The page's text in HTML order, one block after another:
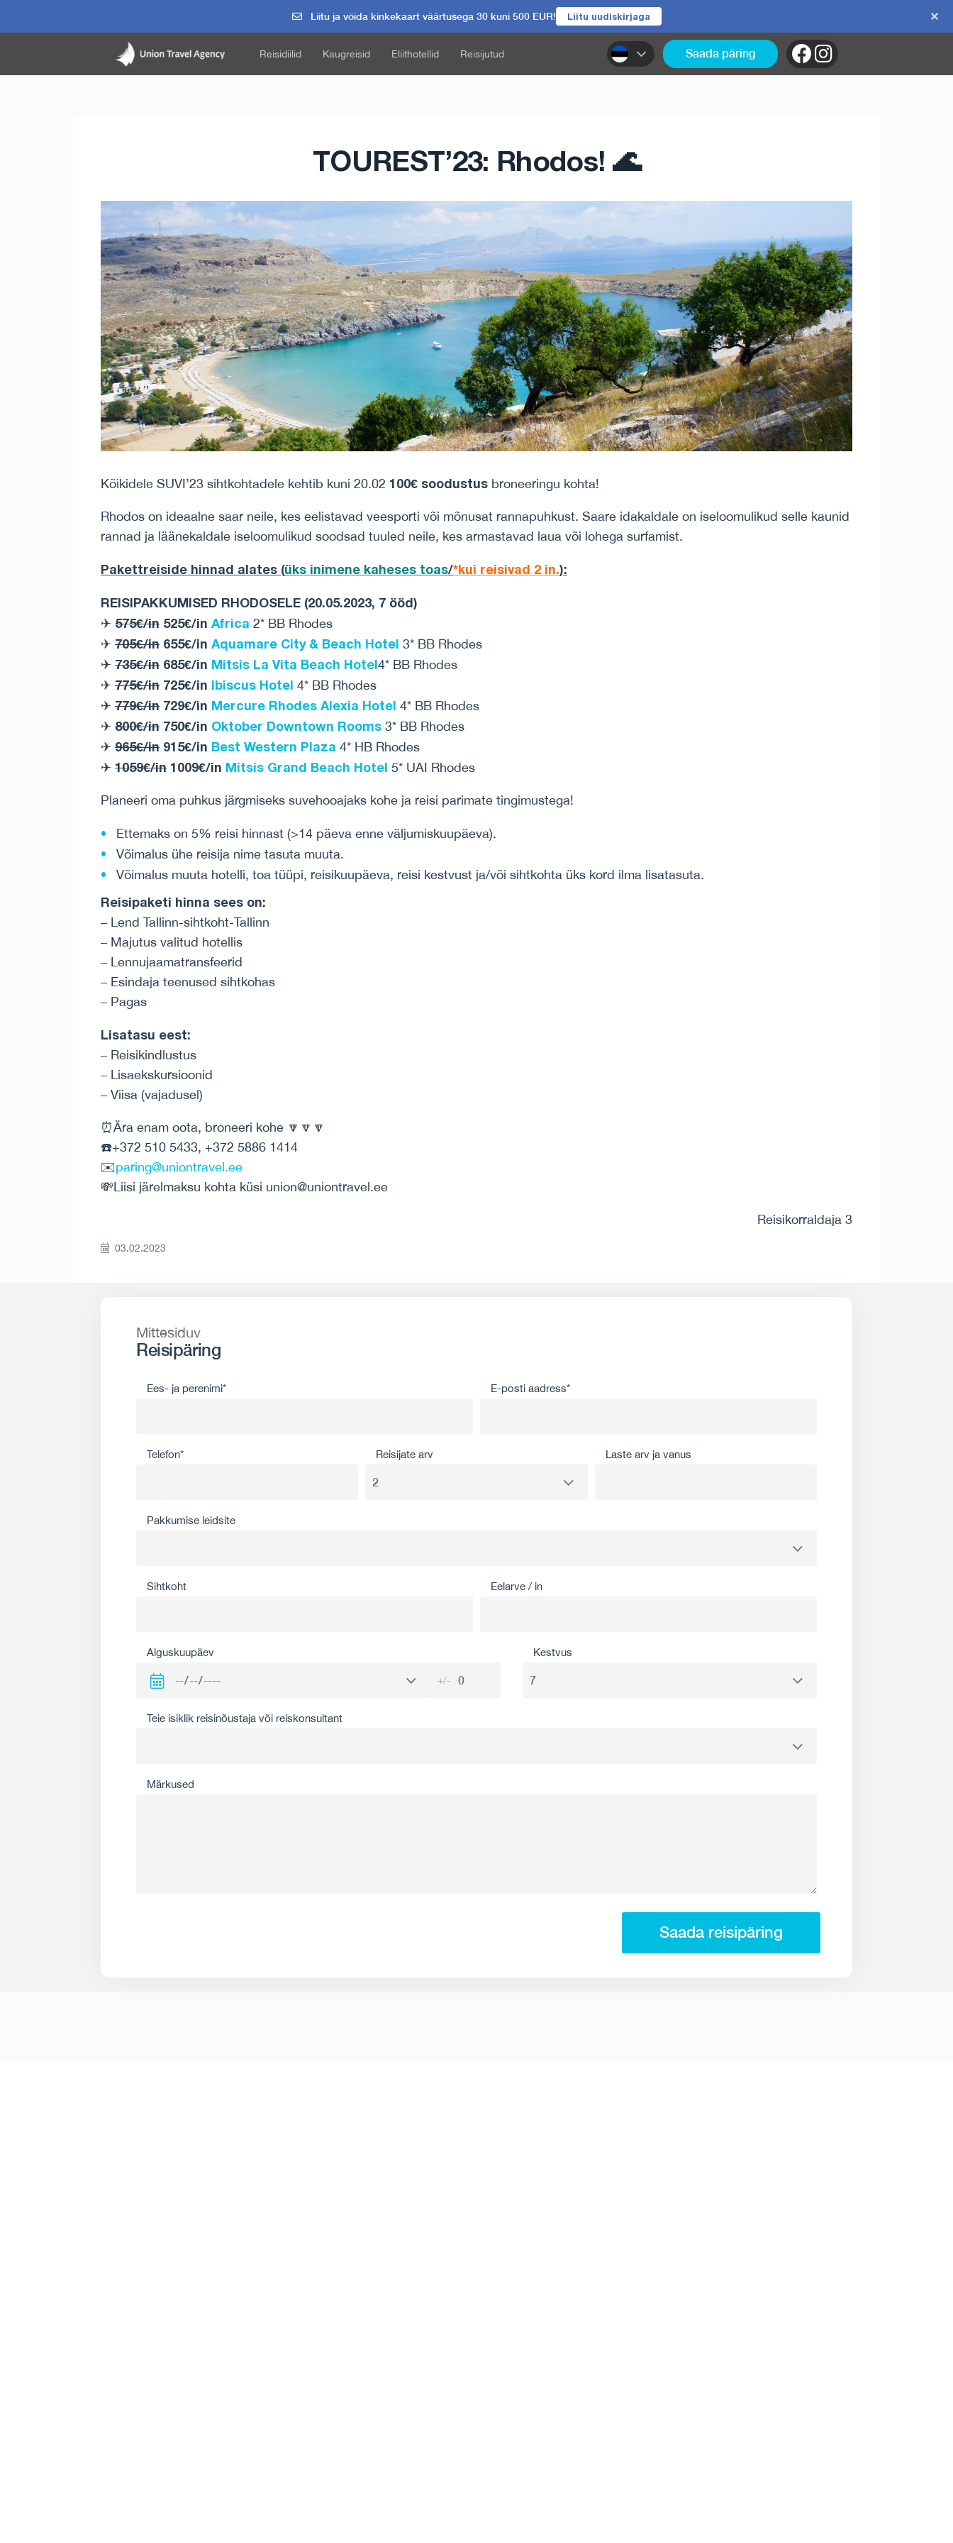
Liitu ja võida kinkekaart väärtusega 30 kuni 500 EUR! Liitu uudiskirjaga
Reisidiilid Kaugreisid Eliithotellid Reisijutud Saada päring
TOUREST’23: Rhodos! 🌊
Kõikidele SUVI’23 sihtkohtadele kehtib kuni 20.02 100€ soodustus broneeringu kohta!
Rhodos on ideaalne saar neile, kes eelistavad veesporti või mõnusat rannapuhkust. Saare idakaldale on iseloomulikud selle kaunid
rannad ja läänekaldale iseloomulikud soodsad tuuled neile, kes armastavad laua või lohega surfamist.
Pakettreiside hinnad alates (üks inimene kaheses toas/*kui reisivad 2 in.):
REISIPAKKUMISED RHODOSELE (20.05.2023, 7 ööd)
✈ 575€/in 525€/in Africa 2* BB Rhodes
✈ 705€/in 655€/in Aquamare City & Beach Hotel 3* BB Rhodes
✈ 735€/in 685€/in Mitsis La Vita Beach Hotel4* BB Rhodes
✈ 775€/in 725€/in Ibiscus Hotel 4* BB Rhodes
✈ 779€/in 729€/in Mercure Rhodes Alexia Hotel 4* BB Rhodes
✈ 800€/in 750€/in Oktober Downtown Rooms 3* BB Rhodes
✈ 965€/in 915€/in Best Western Plaza 4* HB Rhodes
✈ 1059€/in 1009€/in Mitsis Grand Beach Hotel 5* UAI Rhodes
Planeeri oma puhkus järgmiseks suvehooajaks kohe ja reisi parimate tingimustega!
Ettemaks on 5% reisi hinnast (>14 päeva enne väljumiskuupäeva).
Võimalus ühe reisija nime tasuta muuta.
Võimalus muuta hotelli, toa tüüpi, reisikuupäeva, reisi kestvust ja/või sihtkohta üks kord ilma lisatasuta.
Reisipaketi hinna sees on:
– Lend Tallinn-sihtkoht-Tallinn
– Majutus valitud hotellis
– Lennujaamatransfeerid
– Esindaja teenused sihtkohas
– Pagas
Lisatasu eest:
– Reisikindlustus
– Lisaekskursioonid
– Viisa (vajadusel)
⏰Ära enam oota, broneeri kohe 🔽🔽🔽
☎️+372 510 5433, +372 5886 1414
✉️paring@uniontravel.ee
💸Liisi järelmaksu kohta küsi union@uniontravel.ee
Reisikorraldaja 3
03.02.2023
Mittesiduv
Reisipäring
Ees- ja perenimi* E-posti aadress*
Telefon* Reisijate arv Laste arv ja vanus
Pakkumise leidsite
Sihtkoht Eelarve / in
Alguskuupäev
+/-
Kestvus
Teie isiklik reisinõustaja või reiskonsultant
Märkused
Saada reisipäring